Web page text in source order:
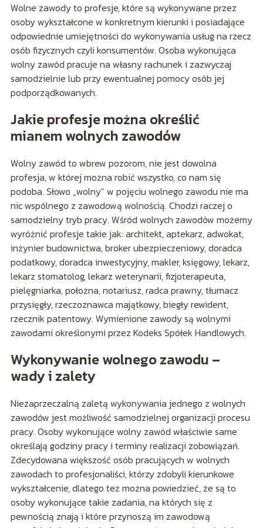
Wolne zawody to profesje, które są wykonywane przez
osoby wykształcone w konkretnym kierunki i posiadające
odpowiednie umiejętności do wykonywania usług na rzecz
osób fizycznych czyli konsumentów. Osoba wykonująca
wolny zawód pracuje na własny rachunek i zazwyczaj
samodzielnie lub przy ewentualnej pomocy osób jej
podporządkowanych.
Jakie profesje można określić
mianem wolnych zawodów
Wolny zawód to wbrew pozorom, nie jest dowolna
profesja, w której można robić wszystko, co nam się
podoba. Słowo „wolny” w pojęciu wolnego zawodu nie ma
nic wspólnego z zawodową wolnością. Chodzi raczej o
samodzielny tryb pracy. Wśród wolnych zawodów możemy
wyróżnić profesje takie jak: architekt, aptekarz, adwokat,
inżynier budownictwa, broker ubezpieczeniowy, doradca
podatkowy, doradca inwestycyjny, makler, księgowy, lekarz,
lekarz stomatolog, lekarz weterynarii, fizjoterapeuta,
pielęgniarka, położna, notariusz, radca prawny, tłumacz
przysięgły, rzeczoznawca majątkowy, biegły rewident,
rzecznik patentowy. Wymienione zawody są wolnymi
zawodami określonymi przez Kodeks Spółek Handlowych.
Wykonywanie wolnego zawodu –
wady i zalety
Niezaprzeczalną zaletą wykonywania jednego z wolnych
zawodów jest możliwość samodzielnej organizacji procesu
pracy. Osoby wykonujące wolny zawód właściwie same
określają godziny pracy i terminy realizacji zobowiązań.
Zdecydowana większość osób pracujących w wolnych
zawodach to profesjonaliści, którzy zdobyli kierunkowe
wykształcenie, dlatego też można powiedzieć, że są to
osoby wykonujące takie zadania, na których się z
pewnością znają i które przynoszą im zawodową